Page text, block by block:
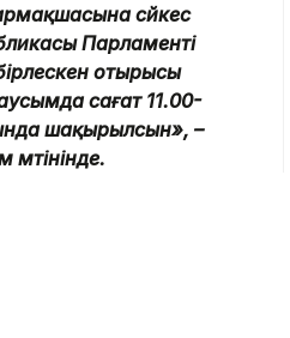
сәйкес
Парламенті
отырысы
сағат 11.00-
шақырылсын», –